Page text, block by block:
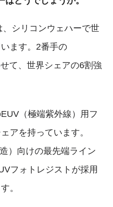
シリコンウェハーで世
ます。2番手の
て、世界シェアの6割強
（極端紫外線）用フ
アを持っています。
）向けの最先端ライン
フォトレジストが採用
。